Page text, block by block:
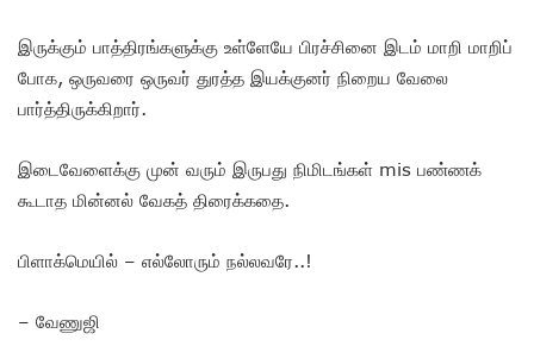
இருக்கும் பாத்திரங்களுக்கு உள்ளேயே பிரச்சினை இடம் மாறி மாறிப்
போக, ஒருவரை ஒருவர் துரத்த இயக்குனர் நிறைய வேலை
பார்த்திருக்கிறார்.
இடைவேளைக்கு முன் வரும் இருபது நிமிடங்கள் mis பண்ணக்
கூடாத மின்னல் வேகத் திரைக்கதை.
பிளாக்மெயில் – எல்லோரும் நல்லவரே..!
– வேணுஜி